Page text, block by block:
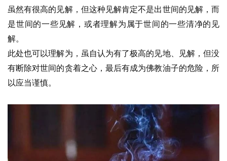
佛
教
人
物
寺
院
礼
虽然有很高的见解，但这种见解肯定不是出世间的见解，而
是世间的一些见解，或者理解为属于世间的一些清净的见
解。
此处也可以理解为，虽自认为有了极高的见地、见解，但没
有断除对世间的贪着之心，最后有成为佛教油子的危险，所
以应当谨慎。